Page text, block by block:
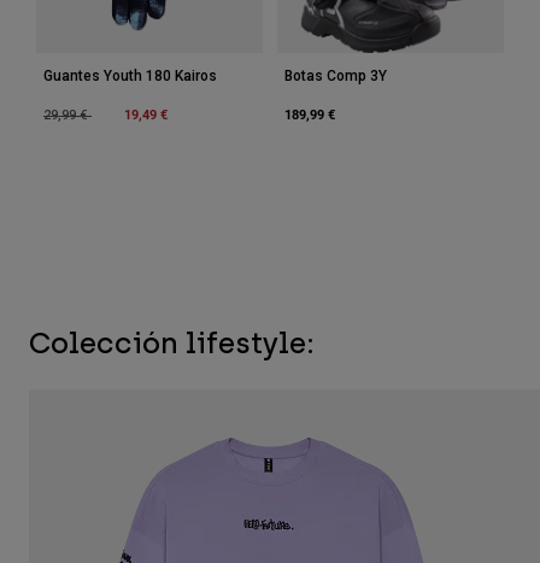
Guantes Youth 180 Kairos
Price reduced from
29,99 €to 19,49 €
Botas Comp 3Y
189,99 €
Colección lifestyle: